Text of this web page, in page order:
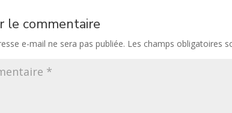
le commentaire
e-mail ne sera pas publiée. Les champs obligatoires